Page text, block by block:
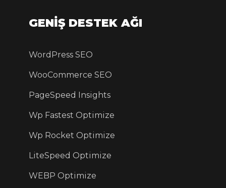
GENİŞ DESTEK AĞI
WordPress SEO
WooCommerce SEO
PageSpeed Insights
Wp Fastest Optimize
Wp Rocket Optimize
LiteSpeed Optimize
WEBP Optimize